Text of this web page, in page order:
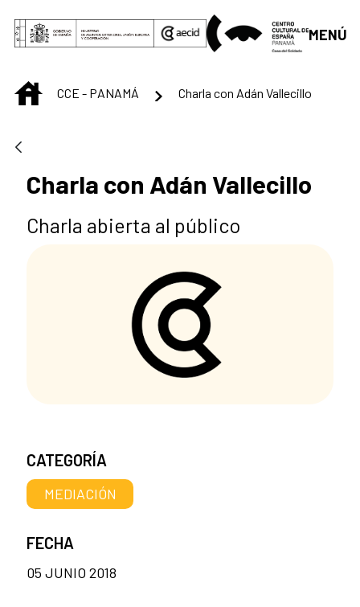
Saltar al contenido principal
MENÚ
INICIOCCE - PANAMÁ Charla con Adán Vallecillo
Charla con Adán Vallecillo
Charla abierta al público
CATEGORÍA
MEDIACIÓN
FECHA
05 JUNIO 2018